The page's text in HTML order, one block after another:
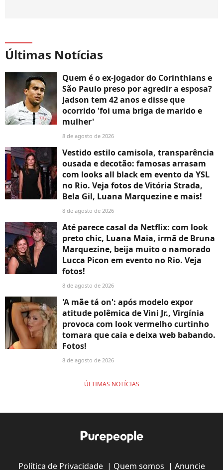
Últimas Notícias
Quem é o ex-jogador do Corinthians e
São Paulo preso por agredir a esposa?
Jadson tem 42 anos e disse que
ocorrido 'foi uma briga de marido e
mulher'
8 de agosto de 2026
Vestido estilo camisola, transparência
ousada e decotão: famosas arrasam
com looks all black em evento da YSL
no Rio. Veja fotos de Vitória Strada,
Bela Gil, Luana Marquezine e mais!
8 de agosto de 2026
Até parece casal da Netflix: com look
preto chic, Luana Maia, irmã de Bruna
Marquezine, beija muito o namorado
Lucca Picon em evento no Rio. Veja
fotos!
8 de agosto de 2026
'A mãe tá on': após modelo expor
atitude polêmica de Vini Jr., Virgínia
provoca com look vermelho curtinho
tomara que caia e deixa web babando.
Fotos!
8 de agosto de 2026
ÚLTIMAS NOTÍCIAS
Política de Privacidade| Quem somos | Anuncie